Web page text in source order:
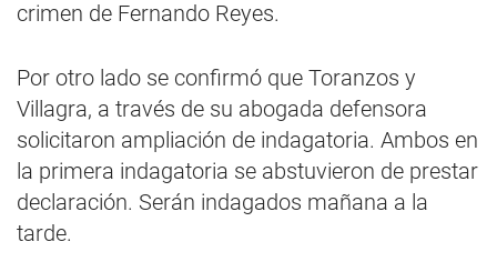
crimen de Fernando Reyes.
Por otro lado se confirmó que Toranzos y
Villagra, a través de su abogada defensora
solicitaron ampliación de indagatoria. Ambos en
la primera indagatoria se abstuvieron de prestar
declaración. Serán indagados mañana a la
tarde.